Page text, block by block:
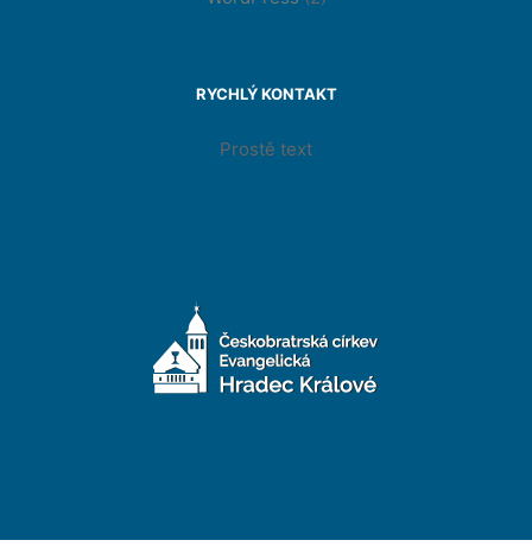
RYCHLÝ KONTAKT
Prostě text